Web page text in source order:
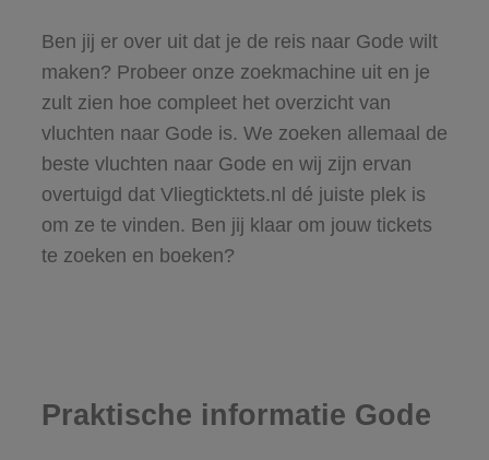
Ben jij er over uit dat je de reis naar Gode wilt
maken? Probeer onze zoekmachine uit en je
zult zien hoe compleet het overzicht van
vluchten naar Gode is. We zoeken allemaal de
beste vluchten naar Gode en wij zijn ervan
overtuigd dat Vliegticktets.nl dé juiste plek is
om ze te vinden. Ben jij klaar om jouw tickets
te zoeken en boeken?
Praktische informatie Gode